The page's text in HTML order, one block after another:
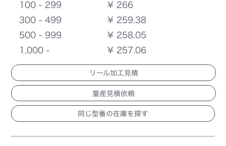
100 - 299
¥ 266
300 - 499
¥ 259.38
500 - 999
¥ 258.05
1,000 -
¥ 257.06
リール加工見積
量産見積依頼